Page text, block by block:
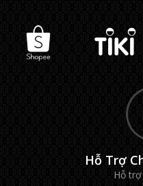
Hỗ Trợ
Hỗ